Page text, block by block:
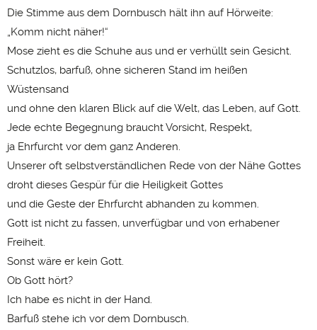
Die Stimme aus dem Dornbusch hält ihn auf Hörweite:
„Komm nicht näher!“
Mose zieht es die Schuhe aus und er verhüllt sein Gesicht.
Schutzlos, barfuß, ohne sicheren Stand im heißen
Wüstensand
und ohne den klaren Blick auf die Welt, das Leben, auf Gott.
Jede echte Begegnung braucht Vorsicht, Respekt,
ja Ehrfurcht vor dem ganz Anderen.
Unserer oft selbstverständlichen Rede von der Nähe Gottes
droht dieses Gespür für die Heiligkeit Gottes
und die Geste der Ehrfurcht abhanden zu kommen.
Gott ist nicht zu fassen, unverfügbar und von erhabener
Freiheit.
Sonst wäre er kein Gott.
Ob Gott hört?
Ich habe es nicht in der Hand.
Barfuß stehe ich vor dem Dornbusch.